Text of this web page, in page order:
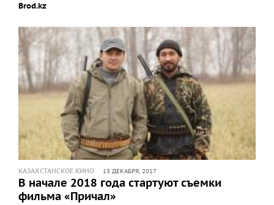
Brod.kz
КАЗАХСТАНСКОЕ КИНО 13 ДЕКАБРЯ, 2017
В начале 2018 года стартуют съемки
фильма «Причал»